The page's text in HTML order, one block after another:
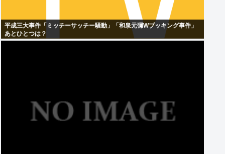
平成三大事件「ミッチーサッチー騒動」「和泉元彌Wブッキング事件」
あとひとつは？